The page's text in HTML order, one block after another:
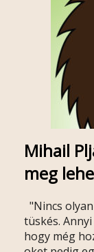
Mihail
meg
"Nincs
tüskés.
hogy még